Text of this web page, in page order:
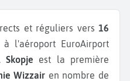
et réguliers vers 16
l'aéroport EuroAirport
Skopje est la première
Wizzair en nombre de